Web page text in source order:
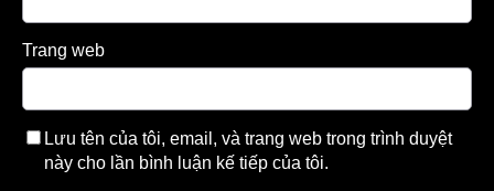
Trang web
Lưu tên của tôi, email, và trang web trong trình duyệt
này cho lần bình luận kế tiếp của tôi.